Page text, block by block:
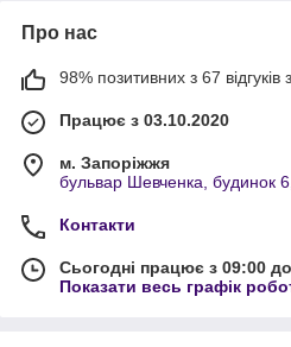
Про нас
98% позитивних з 67 відгуків
Працює з 03.10.2020
м. Запоріжжя
бульвар Шевченка, будинок
Контакти
Сьогодні працює з 09:00
Показати весь графік